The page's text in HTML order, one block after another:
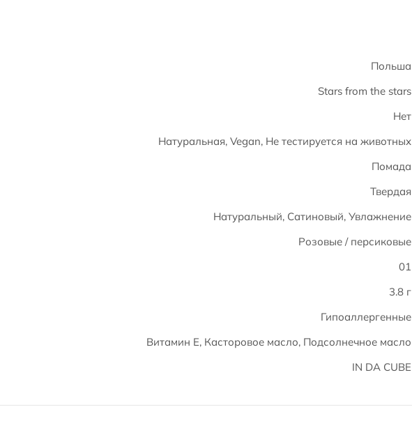
Польша
Stars from the stars
Нет
Натуральная, Vegan, Не тестируется на животных
Помада
Твердая
Натуральный, Сатиновый, Увлажнение
Розовые / персиковые
01
3.8 г
Гипоаллергенные
Витамин Е, Касторовое масло, Подсолнечное масло
IN DA CUBE